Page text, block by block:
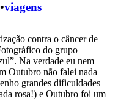
•viagens
contra o câncer de
do grupo
Na verdade eu nem
Outubro não falei nada
grandes dificuldades
rosa!) e Outubro foi um